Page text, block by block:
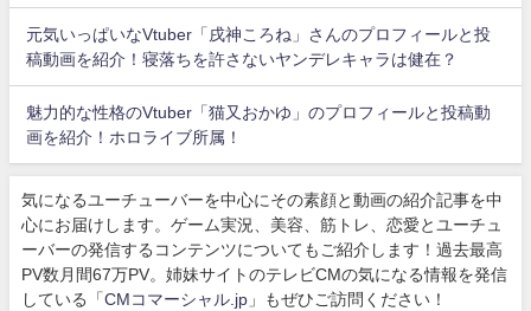
元気いっぱいなVtuber「戌神ころね」さんのプロフィールと投
稿動画を紹介！寝落ちを許さないヤンデレキャラは健在？
魅力的な性格のVtuber「猫又おかゆ」のプロフィールと投稿動
画を紹介！ホロライブ所属！
気になるユーチューバーを中心にその素顔と動画の紹介記事を中
心にお届けします。ゲーム実況、美容、筋トレ、恋愛とユーチュ
ーバーの発信するコンテンツについてもご紹介します！過去最高
PV数月間67万PV。姉妹サイトのテレビCMの気になる情報を発信
している「 CMコマーシャル.jp 」もぜひご訪問ください！